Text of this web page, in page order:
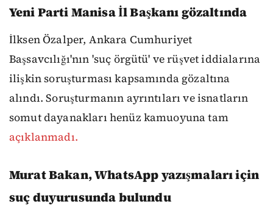
Yeni Parti Manisa İl Başkanı gözaltında
İlksen Özalper, Ankara Cumhuriyet
Başsavcılığı'nın 'suç örgütü' ve rüşvet iddialarına
ilişkin soruşturması kapsamında gözaltına
alındı. Soruşturmanın ayrıntıları ve isnatların
somut dayanakları henüz kamuoyuna tam
açıklanmadı.
Murat Bakan, WhatsApp yazışmaları için
suç duyurusunda bulundu